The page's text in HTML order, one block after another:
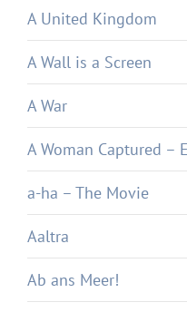
A United Kingdom
A Wall is a Screen
A War
A Woman Captured –
a-ha – The Movie
Aaltra
Ab ans Meer!